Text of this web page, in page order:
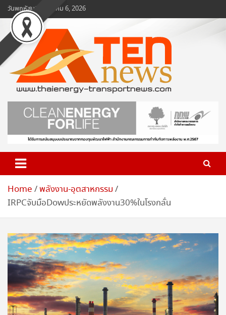
Skip
to
content
วันพฤหัสบดี, สิงหาคม 6, 2026
www.ten-news.com
ข่าวพลังงานและคมนาคม
Home พลังงาน-อุตสาหกรรม
IRPCจับมือDowประหยัดพลังงาน30%ในโรงกลั่น